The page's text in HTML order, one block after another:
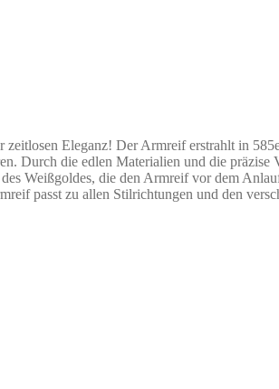
Eleganz! Der Armreif erstrahlt in
Durch die edlen Materialien und die
Weißgoldes, die den Armreif vor dem
passt zu allen Stilrichtungen und den